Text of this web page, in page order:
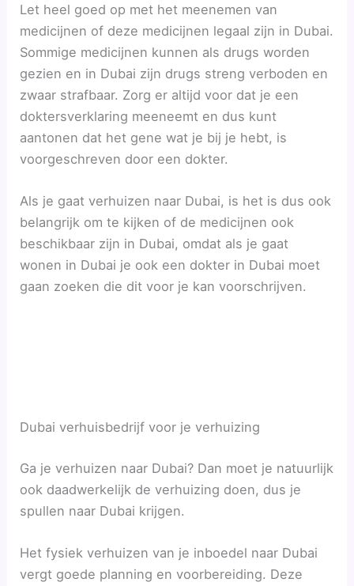
Let heel goed op met het meenemen van
medicijnen of deze medicijnen legaal zijn in Dubai.
Sommige medicijnen kunnen als drugs worden
gezien en in Dubai zijn drugs streng verboden en
zwaar strafbaar. Zorg er altijd voor dat je een
doktersverklaring meeneemt en dus kunt
aantonen dat het gene wat je bij je hebt, is
voorgeschreven door een dokter.
Als je gaat verhuizen naar Dubai, is het is dus ook
belangrijk om te kijken of de medicijnen ook
beschikbaar zijn in Dubai, omdat als je gaat
wonen in Dubai je ook een dokter in Dubai moet
gaan zoeken die dit voor je kan voorschrijven.
Dubai verhuisbedrijf voor je verhuizing
Ga je verhuizen naar Dubai? Dan moet je natuurlijk
ook daadwerkelijk de verhuizing doen, dus je
spullen naar Dubai krijgen.
Het fysiek verhuizen van je inboedel naar Dubai
vergt goede planning en voorbereiding. Deze